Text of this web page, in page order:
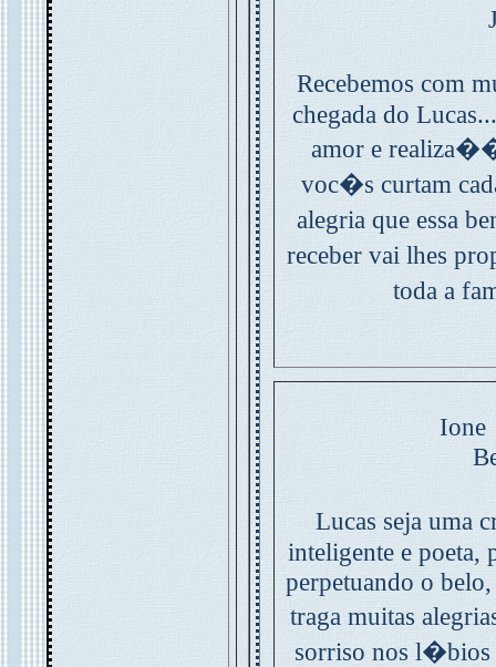
Recebemos com
chegada do
amor e
voc�s curtam
alegria que essa
receber vai lhes
toda a
Ione
Lucas seja uma
inteligente e poeta,
perpetuando o
traga muitas
sorriso nos l�bios